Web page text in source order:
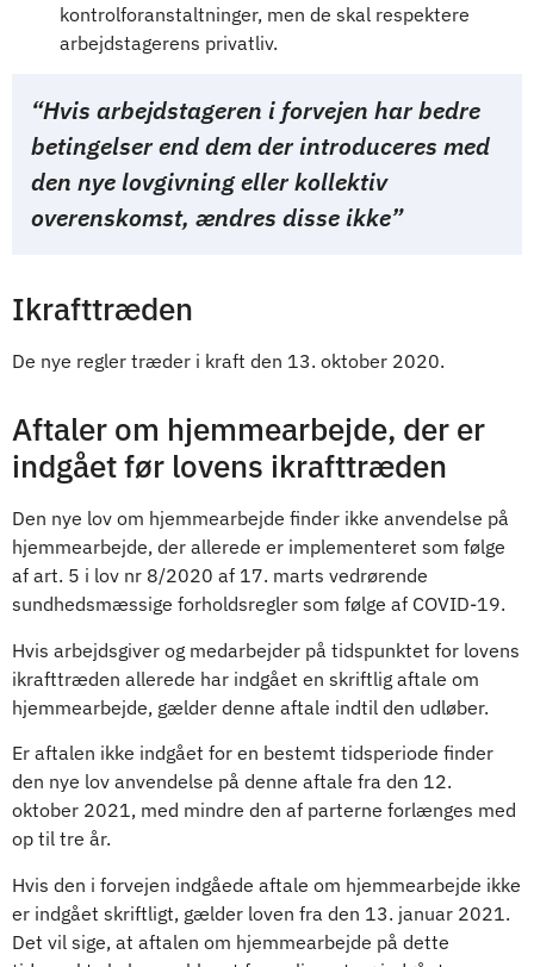
kontrolforanstaltninger, men de skal respektere
arbejdstagerens privatliv.
“Hvis arbejdstageren i forvejen har bedre
betingelser end dem der introduceres med
den nye lovgivning eller kollektiv
overenskomst, ændres disse ikke”
Ikrafttræden
De nye regler træder i kraft den 13. oktober 2020.
Aftaler om hjemmearbejde, der er
indgået før lovens ikrafttræden
Den nye lov om hjemmearbejde finder ikke anvendelse på
hjemmearbejde, der allerede er implementeret som følge
af art. 5 i lov nr 8/2020 af 17. marts vedrørende
sundhedsmæssige forholdsregler som følge af COVID-19.
Hvis arbejdsgiver og medarbejder på tidspunktet for lovens
ikrafttræden allerede har indgået en skriftlig aftale om
hjemmearbejde, gælder denne aftale indtil den udløber.
Er aftalen ikke indgået for en bestemt tidsperiode finder
den nye lov anvendelse på denne aftale fra den 12.
oktober 2021, med mindre den af parterne forlænges med
op til tre år.
Hvis den i forvejen indgåede aftale om hjemmearbejde ikke
er indgået skriftligt, gælder loven fra den 13. januar 2021.
Det vil sige, at aftalen om hjemmearbejde på dette